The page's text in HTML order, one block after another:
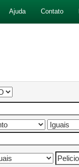
Ajuda Contato